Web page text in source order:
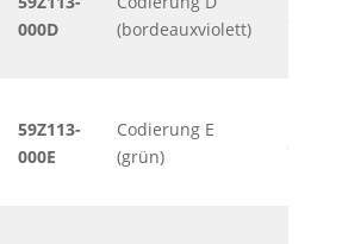
000D
(bordeauxviolett)
248KB
59Z113-
000E
Codierung E
(grün)
248KB